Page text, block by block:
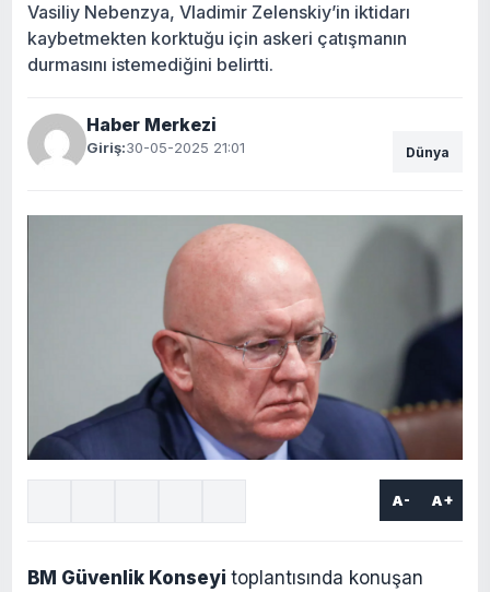
Vasiliy Nebenzya, Vladimir Zelenskiy’in iktidarı
kaybetmekten korktuğu için askeri çatışmanın
durmasını istemediğini belirtti.
Haber Merkezi
Giriş:30-05-2025 21:01 Dünya
A- A+
BM Güvenlik Konseyi toplantısında konuşan